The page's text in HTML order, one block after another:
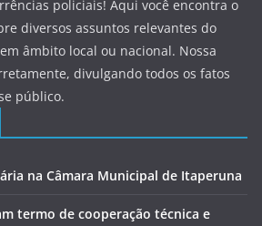
policiais! Aqui você encontra o
diversos assuntos relevantes do
âmbito local ou nacional. Nossa
divulgando todos os fatos
público.
na Câmara Municipal de Itaperuna
termo de cooperação técnica e